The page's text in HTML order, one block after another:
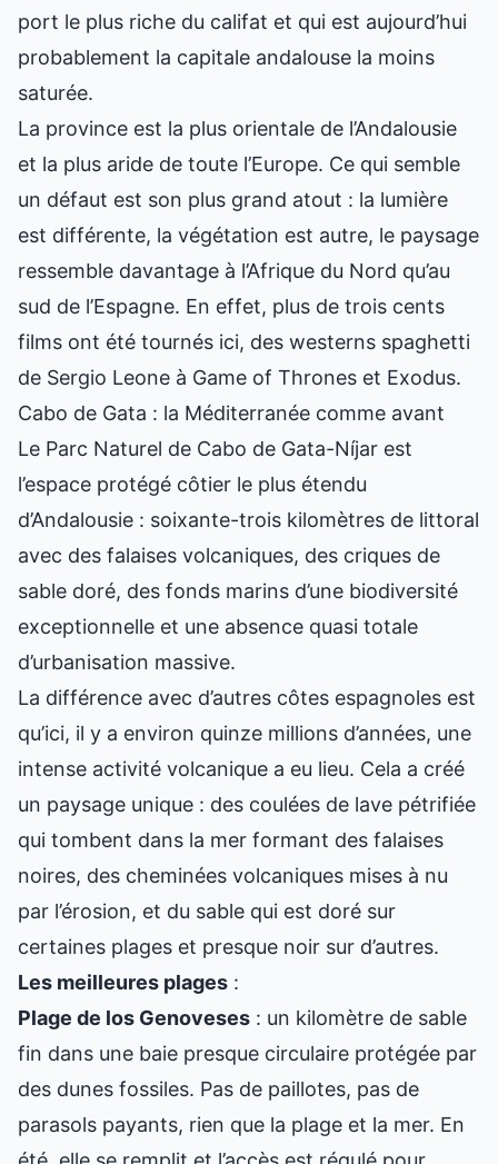
port le plus riche du califat et qui est aujourd’hui
probablement la capitale andalouse la moins
saturée.
La province est la plus orientale de l’Andalousie
et la plus aride de toute l’Europe. Ce qui semble
un défaut est son plus grand atout : la lumière
est différente, la végétation est autre, le paysage
ressemble davantage à l’Afrique du Nord qu’au
sud de l’Espagne. En effet, plus de trois cents
films ont été tournés ici, des westerns spaghetti
de Sergio Leone à Game of Thrones et Exodus.
Cabo de Gata : la Méditerranée comme avant
Le Parc Naturel de Cabo de Gata-Níjar est
l’espace protégé côtier le plus étendu
d’Andalousie : soixante-trois kilomètres de littoral
avec des falaises volcaniques, des criques de
sable doré, des fonds marins d’une biodiversité
exceptionnelle et une absence quasi totale
d’urbanisation massive.
La différence avec d’autres côtes espagnoles est
qu’ici, il y a environ quinze millions d’années, une
intense activité volcanique a eu lieu. Cela a créé
un paysage unique : des coulées de lave pétrifiée
qui tombent dans la mer formant des falaises
noires, des cheminées volcaniques mises à nu
par l’érosion, et du sable qui est doré sur
certaines plages et presque noir sur d’autres.
Les meilleures plages :
Plage de los Genoveses : un kilomètre de sable
fin dans une baie presque circulaire protégée par
des dunes fossiles. Pas de paillotes, pas de
parasols payants, rien que la plage et la mer. En